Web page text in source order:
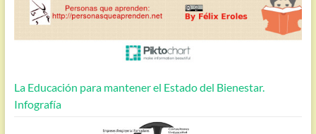
La Educación para mantener el Estado del Bienestar.
Infografía